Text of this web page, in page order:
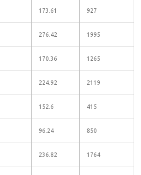
173.61 927
276.42 1995
170.36 1265
224.92 2119
152.6 415
96.24 850
236.82 1764